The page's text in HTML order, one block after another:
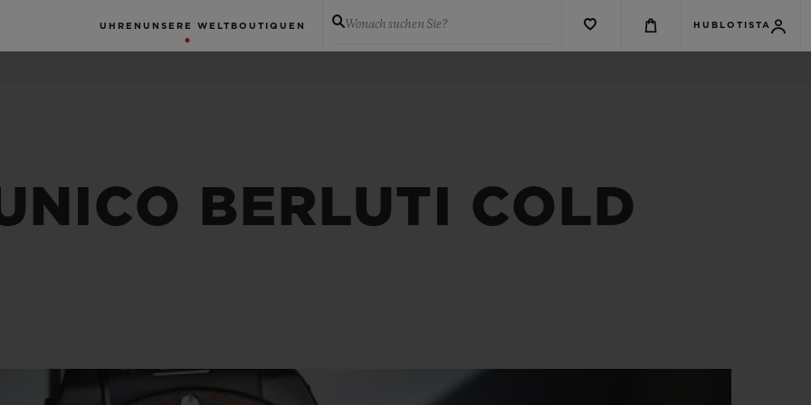
UHREN UNSERE WELT BOUTIQUEN Wonach suchen Sie? HUBLOTISTA
BERLUTI COLD